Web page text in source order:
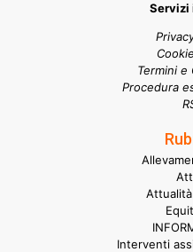
Servizi
Termini e
Procedura
Interventi